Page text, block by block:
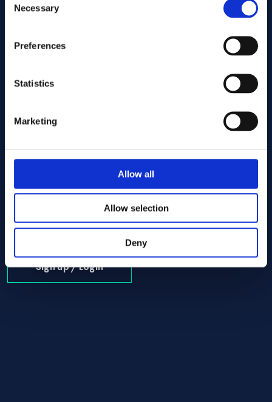
Selection
Necessary
Preferences
Statistics
Marketing
Allow all
Allow selection
Deny
Associerade produkter
Alloy C-276 Round bar 12.70 x 1280.00 ASTM
Spec: ASTM B574
12.70 x 1280.00
I lager: 1 st
Sign up / Login